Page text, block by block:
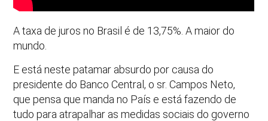
A taxa de juros no Brasil é de 13,75%. A maior do
mundo.
E está neste patamar absurdo por causa do
presidente do Banco Central, o sr. Campos Neto,
que pensa que manda no País e está fazendo de
tudo para atrapalhar as medidas sociais do governo